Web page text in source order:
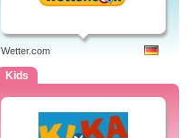
Wetter.com
Kids